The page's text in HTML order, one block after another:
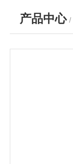
产品中心 /